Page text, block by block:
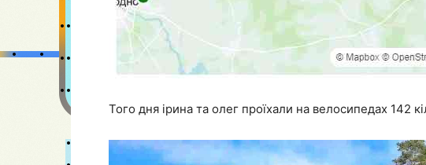
Того дня ірина та олег проїхали на велосипедах 142